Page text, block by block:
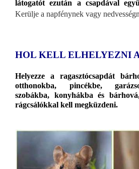
látogatót ezután a csapdával
Kerülje a napfénynek vagy
HOL KELL ELHELYEZNI
Helyezze a ragasztócsapdát
otthonokba, pincékbe,
szobákba, konyhákba és
rágcsálókkal kell megküzdeni.